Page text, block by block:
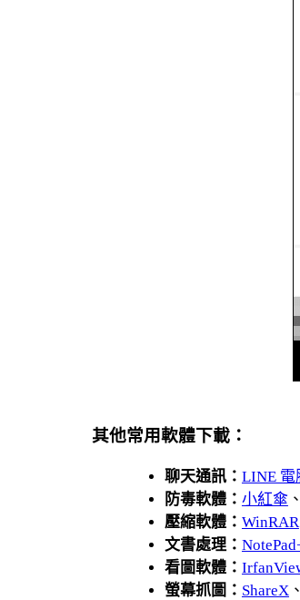
其他常用軟體下載：
聊天通訊： LINE 電
防毒軟體： 小紅傘 、
壓縮軟體： WinRAR
文書處理：
看圖軟體：
螢幕抓圖： ShareX、